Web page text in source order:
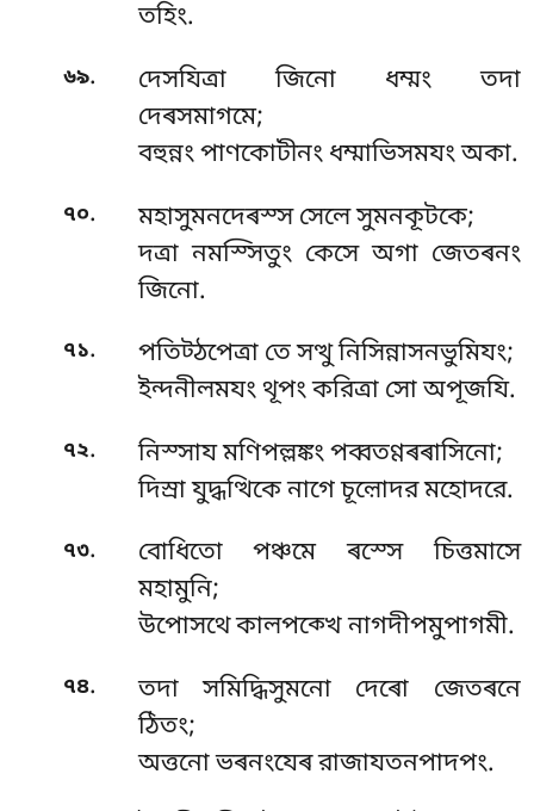
তহিং.
৬৯.
দেসযিত্ৰা জিনো ধম্মং তদা
দেৰসমাগমে;
বহুন্নং পাণকোটীনং ধম্মাভিসমযং অকা.
৭০.
মহাসুমনদেৰস্স সেলে সুমনকূটকে;
দত্ৰা নমস্সিতুং কেসে অগা জেতৰনং
জিনো.
৭১.
পতিট্ঠপেত্ৰা তে সত্থু নিসিন্নাসনভুমিযং;
ইন্দনীলমযং থূপং করিত্ৰা সো অপূজযি.
৭২.
নিস্সায মণিপল্লঙ্কং পব্বতণ্ণৰৰাসিনো;
দিস্ৰা যুদ্ধত্থিকে নাগে চূল়োদর মহোদরে.
৭৩.
বোধিতো পঞ্চমে ৰস্সে চিত্তমাসে
মহামুনি;
উপোসথে কালপক্খে নাগদীপমুপাগমী.
৭৪.
তদা সমিদ্ধিসুমনো দেৰো জেতৰনে
ঠিতং;
অত্তনো ভৰনংযেৰ রাজাযতনপাদপং.